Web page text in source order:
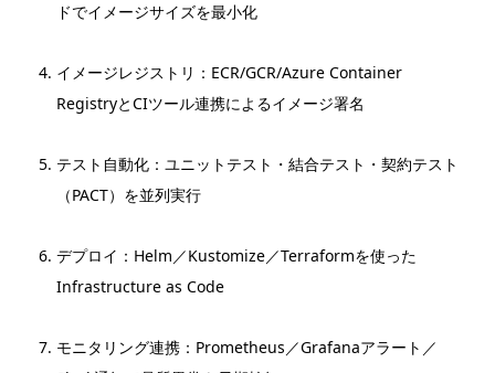
ドでイメージサイズを最小化
イメージレジストリ：ECR/GCR/Azure Container
RegistryとCIツール連携によるイメージ署名
テスト自動化：ユニットテスト・結合テスト・契約テスト
（PACT）を並列実行
デプロイ：Helm／Kustomize／Terraformを使った
Infrastructure as Code
モニタリング連携：Prometheus／Grafanaアラート／